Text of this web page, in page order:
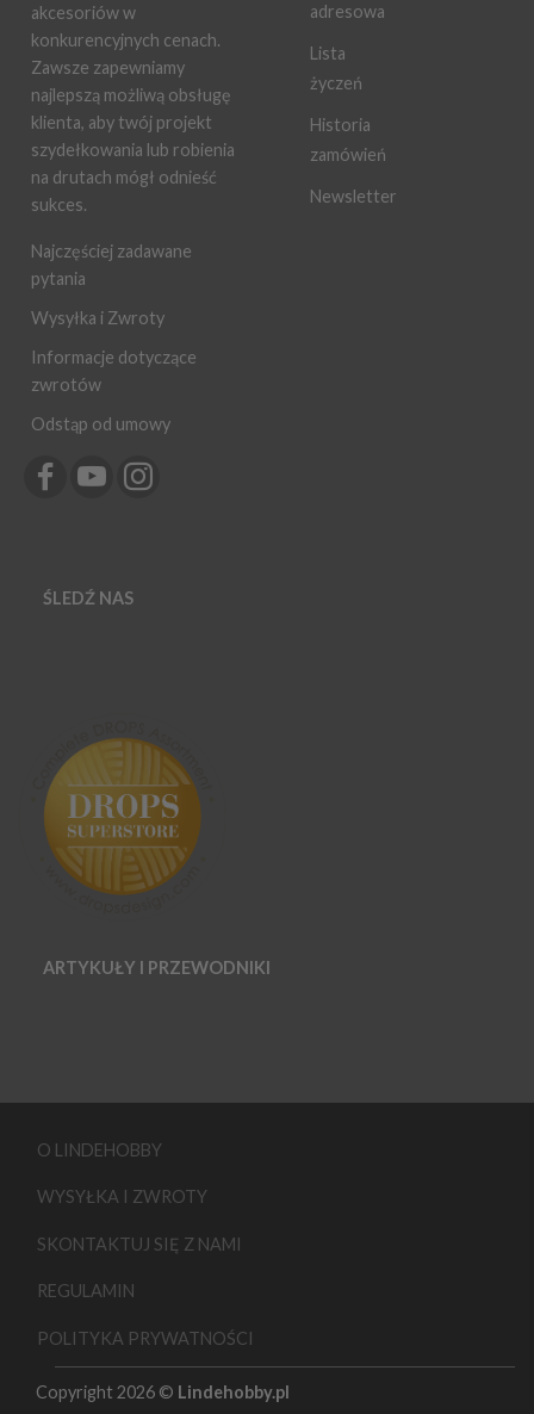
akcesoriów w
konkurencyjnych cenach.
Zawsze zapewniamy
najlepszą możliwą obsługę
klienta, aby twój projekt
szydełkowania lub robienia
na drutach mógł odnieść
sukces.
Najczęściej zadawane
pytania
Wysyłka i Zwroty
Informacje dotyczące
zwrotów
Odstąp od umowy
adresowa
Lista
życzeń
Historia
zamówień
Newsletter
ŚLEDŹ NAS
ARTYKUŁY I PRZEWODNIKI
O LINDEHOBBY
WYSYŁKA I ZWROTY
SKONTAKTUJ SIĘ Z NAMI
REGULAMIN
POLITYKA PRYWATNOŚCI
Copyright 2026 © Lindehobby.pl